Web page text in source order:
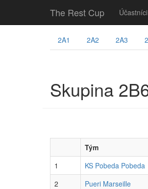
The Rest Cup Účastníci
2A1 2A2 2A3
Skupina
Tým
1
KS Pobeda Pobeda
2
Pueri Marseille